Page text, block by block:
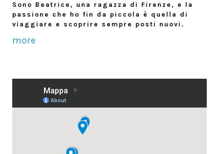
Sono Beatrice, una ragazza di Firenze, e la
passione che ho fin da piccola è quella di
viaggiare e scoprire sempre posti nuovi.
more